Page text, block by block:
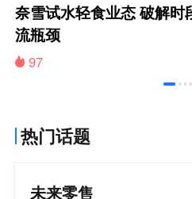
奈雪试水轻食业态 破解时
流瓶颈
97
热门话题
未来零售